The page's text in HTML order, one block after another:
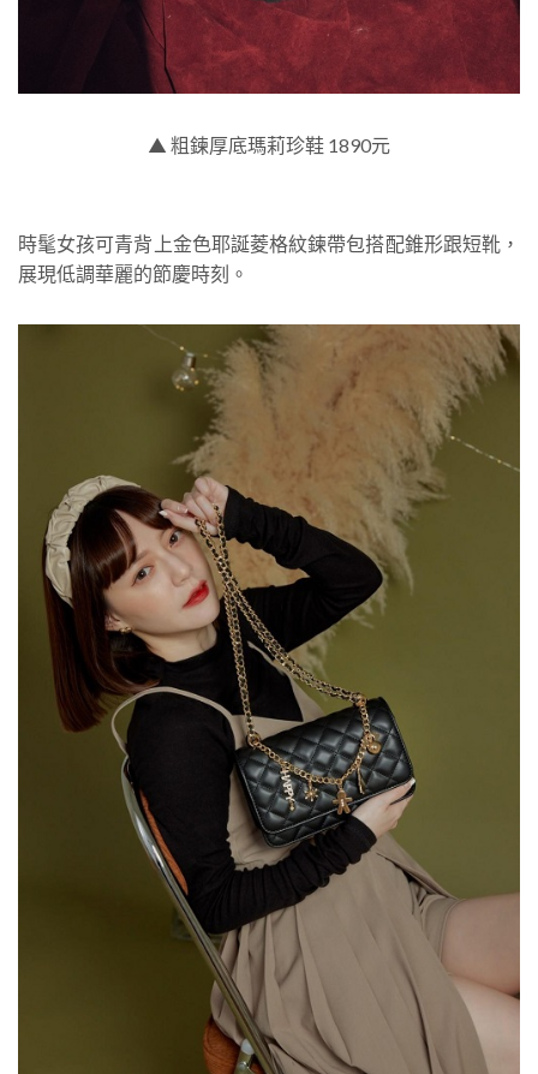
▲ 粗鍊厚底瑪莉珍鞋 1890元
時髦女孩可青背上金色耶誕菱格紋鍊帶包搭配錐形跟短靴，
展現低調華麗的節慶時刻。